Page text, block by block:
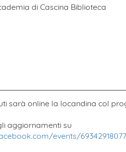
di Cascina Biblioteca
sarà online la locandina col
aggiornamenti su
events/